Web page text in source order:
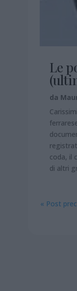
Le
da
coda, il
di altri
« Post